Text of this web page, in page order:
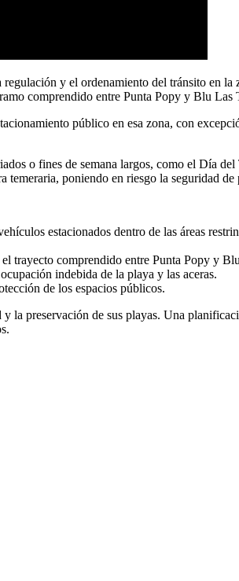
y el ordenamiento del tránsito en
comprendido entre Punta Popy y Blu Las
público en esa zona, con
o fines de semana largos, como el Día
poniendo en riesgo la seguridad de
estacionados dentro de las áreas
trayecto comprendido entre Punta Popy y
indebida de la playa y las aceras.
de los espacios públicos.
preservación de sus playas. Una